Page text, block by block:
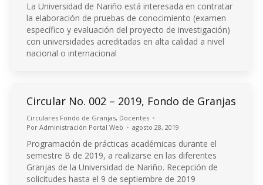
La Universidad de Nariño está interesada en contratar
la elaboración de pruebas de conocimiento (examen
específico y evaluación del proyecto de investigación)
con universidades acreditadas en alta calidad a nivel
nacional o internacional
Circular No. 002 – 2019, Fondo de Granjas
Circulares Fondo de Granjas, Docentes
Por Administración Portal Web agosto 28, 2019
Programación de prácticas académicas durante el
semestre B de 2019, a realizarse en las diferentes
Granjas de la Universidad de Nariño. Recepción de
solicitudes hasta el 9 de septiembre de 2019